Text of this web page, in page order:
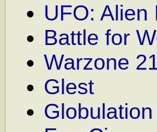
UFO: Alien
Battle for
Warzone
Glest